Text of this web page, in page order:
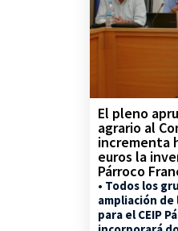
El pleno
agrario al
incrementa
euros la
Párroco
• Todos los
ampliación
para el CEIP